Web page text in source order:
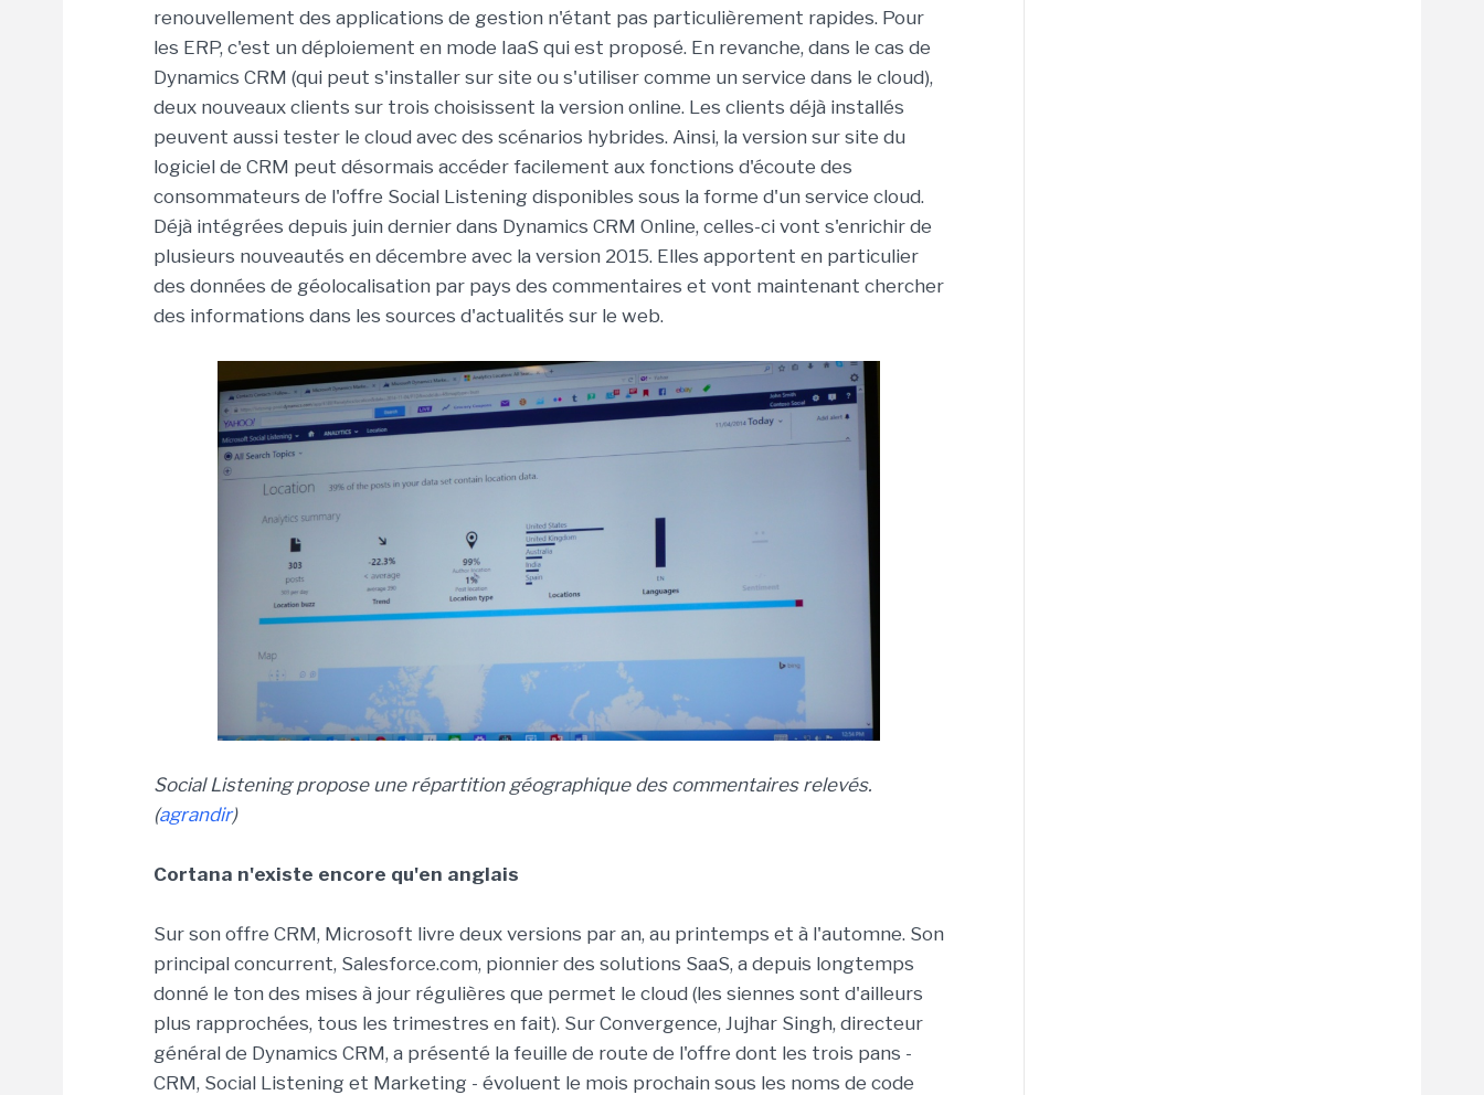
renouvellement des applications de gestion n'étant pas particulièrement rapides. Pour
les ERP, c'est un déploiement en mode IaaS qui est proposé. En revanche, dans le cas de
Dynamics CRM (qui peut s'installer sur site ou s'utiliser comme un service dans le cloud),
deux nouveaux clients sur trois choisissent la version online. Les clients déjà installés
peuvent aussi tester le cloud avec des scénarios hybrides. Ainsi, la version sur site du
logiciel de CRM peut désormais accéder facilement aux fonctions d'écoute des
consommateurs de l'offre Social Listening disponibles sous la forme d'un service cloud.
Déjà intégrées depuis juin dernier dans Dynamics CRM Online, celles-ci vont s'enrichir de
plusieurs nouveautés en décembre avec la version 2015. Elles apportent en particulier
des données de géolocalisation par pays des commentaires et vont maintenant chercher
des informations dans les sources d'actualités sur le web.
Social Listening propose une répartition géographique des commentaires relevés.
(agrandir)
Cortana n'existe encore qu'en anglais
Sur son offre CRM, Microsoft livre deux versions par an, au printemps et à l'automne. Son
principal concurrent, Salesforce.com, pionnier des solutions SaaS, a depuis longtemps
donné le ton des mises à jour régulières que permet le cloud (les siennes sont d'ailleurs
plus rapprochées, tous les trimestres en fait). Sur Convergence, Jujhar Singh, directeur
général de Dynamics CRM, a présenté la feuille de route de l'offre dont les trois pans -
CRM, Social Listening et Marketing - évoluent le mois prochain sous les noms de code